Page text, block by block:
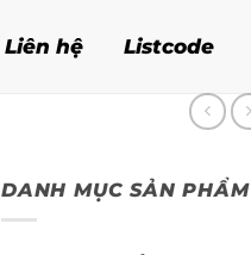
Liên hệ Listcode
DANH MỤC SẢN PHẨM